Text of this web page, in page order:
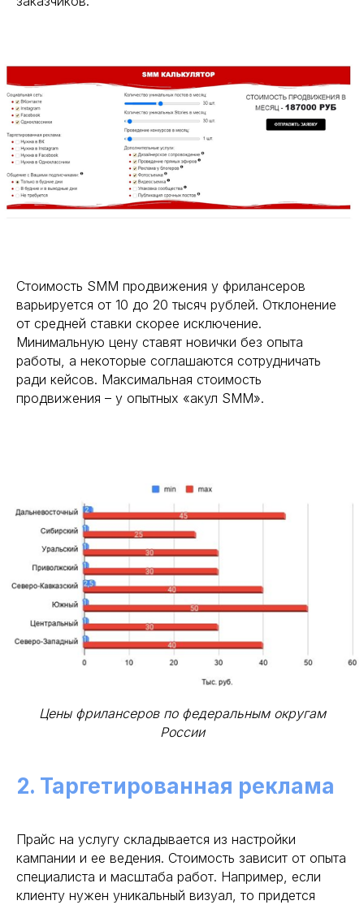
Стоимость SMM продвижения у фрилансеров
варьируется от 10 до 20 тысяч рублей. Отклонение
от средней ставки скорее исключение.
Минимальную цену ставят новички без опыта
работы, а некоторые соглашаются сотрудничать
ради кейсов. Максимальная стоимость
продвижения – у опытных «акул SMM».
Цены фрилансеров по федеральным округам
России
2. Таргетированная реклама
Прайс на услугу складывается из настройки
кампании и ее ведения. Стоимость зависит от опыта
специалиста и масштаба работ. Например, если
клиенту нужен уникальный визуал, то придется